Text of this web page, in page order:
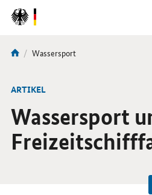
DirektZu:
Navigation
Sie
hier:
Aktuelle
Wassersport
ARTIKEL
Wassersport